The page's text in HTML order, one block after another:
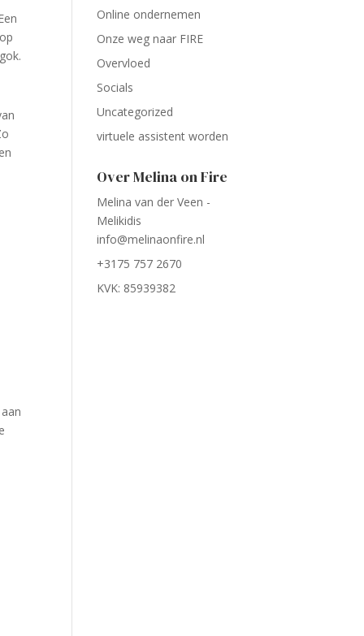
Online ondernemen
Onze weg naar FIRE
Overvloed
Socials
Uncategorized
virtuele assistent worden
Over Melina on Fire
Melina van der Veen -
Melikidis
info@melinaonfire.nl
+3175 757 2670
KVK: 85939382